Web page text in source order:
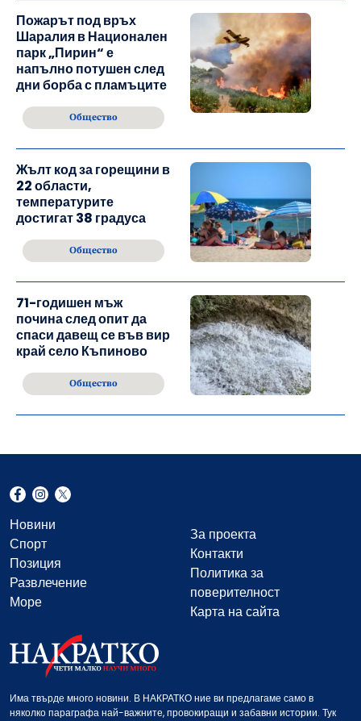
Пожарът под връх
Шаралия в Национален
парк „Пирин“ е
напълно потушен след
дни борба с пламъците
Общество
Жълт код за горещини в
22 области,
температурите
достигат 38 градуса
Общество
71-годишен мъж
почина след опит да
спаси давещ се във вир
край село Къпиново
Общество
Новини
Спорт
Позиция
Развлечение
Море
За проекта
Контакти
Политика за
поверителност
Карта на сайта
Има твърде много новини. В НАКРАТКО ние ви предлагаме само в
няколко параграфа най-важните, провокиращи и забавни истории. Тук